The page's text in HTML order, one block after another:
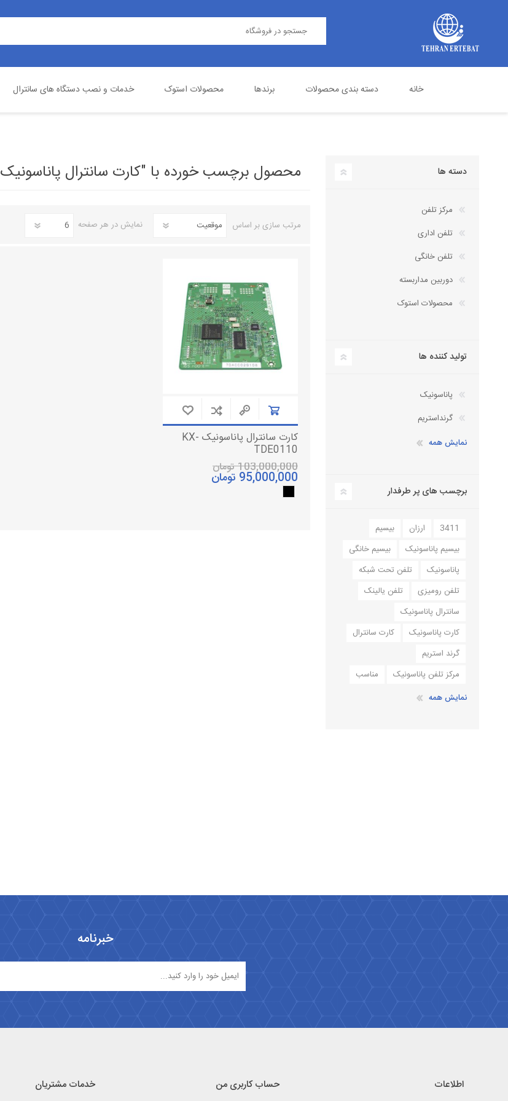
خانه دسته بندی محصولات
دستگاه سانترال
تلفن تحت شبکه
آنتن دکت، کنسول تلفن
تلفن بی سیم
تلفن رومیزی
باتری تلفن
برندها محصولات استوک خدمات و نصب دستگاه های سانترال
محصول برچسب خورده با "کارت سانترال پاناسونیک KX-TDE0110"
مرتب سازی بر اساس نمایش در هر صفحه
کارت سانترال پاناسونیک KX-
TDE0110
103,000,000 تومان
95,000,000 تومان
دسته ها
مرکز تلفن
تلفن اداری
تلفن خانگی
دوربین مداربسته
محصولات استوک
تولید کننده ها
پاناسونیک
گرنداستریم
نمایش همه
برچسب های پر طرفدار
3411 ارزان
بیسیم
بیسیم پاناسونیک
بیسیم خانگی
پاناسونیک
تلفن تحت شبکه
تلفن رومیزی
تلفن یالینک
سانترال پاناسونیک
کارت پاناسونیک
کارت سانترال
گرند استریم
مرکز تلفن پاناسونیک
مناسب
نمایش همه
خبرنامه
اطلاعات حساب کاربری من خدمات مشتریان